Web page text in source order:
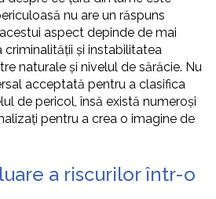
nu are un răspuns
aspect depinde de mai
și instabilitatea
naturale și nivelul de sărăcie. Nu
acceptată pentru a clasifica
de pericol, însă există numeroși
pentru a crea o imagine de
a riscurilor într-o